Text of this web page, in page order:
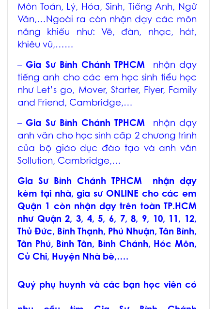
Môn Toán, Lý, Hóa, Sinh, Tiếng Anh, Ngữ
Văn,…Ngoài ra còn nhận dạy các môn
năng khiếu như: Vẽ, đàn, nhạc, hát,
khiêu vũ,……
– Gia Sư Bình Chánh TPHCM
nhận dạy
tiếng anh cho các em học sinh tiểu học
như Let’s go, Mover, Starter, Flyer, Family
and Friend, Cambridge,…
– Gia Sư Bình Chánh TPHCM
nhận dạy
anh văn cho học sinh cấp 2 chương trình
của bộ giáo dục đào tạo và anh văn
Sollution, Cambridge,…
Gia Sư Bình Chánh TPHCM
nhận dạy
kèm tại nhà, gia sư ONLINE cho các em
Quận 1 còn nhận dạy trên toàn TP.HCM
như Quận 2, 3, 4, 5, 6, 7, 8, 9, 10, 11, 12,
Thủ Đức, Bình Thạnh, Phú Nhuận, Tân Bình,
Tân Phú, Bình Tân, Bình Chánh, Hóc Môn,
Củ Chi, Huyện Nhà bè,….
Quý phụ huynh và các bạn học viên có